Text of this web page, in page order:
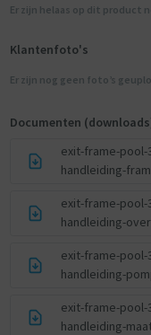
Er zijn helaas op dit product
Klantenfoto's
Er zijn nog geen foto’s
Documenten
exit-frame-pool-
handleiding-
exit-frame-pool-
handleiding-
exit-frame-pool-
handleiding-
exit-frame-pool-
handleiding-